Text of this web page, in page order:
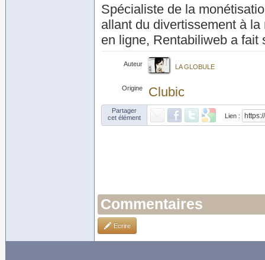
Spécialiste de la
allant du divertissement à
en ligne, Rentabiliweb a fait
Auteur LA GLOBULE
Origine Clubic
Partager
cet élément
Lien :
Commentaires
Ecrire